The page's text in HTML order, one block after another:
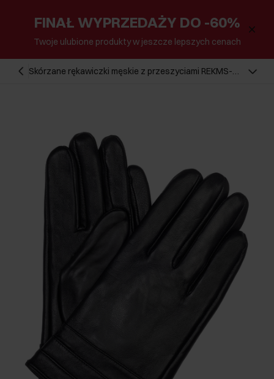
FINAŁ WYPRZEDAŻY DO -60%
Twoje ulubione produkty w jeszcze lepszych cenach
Skórzane rękawiczki męskie z przeszyciami REKMS-